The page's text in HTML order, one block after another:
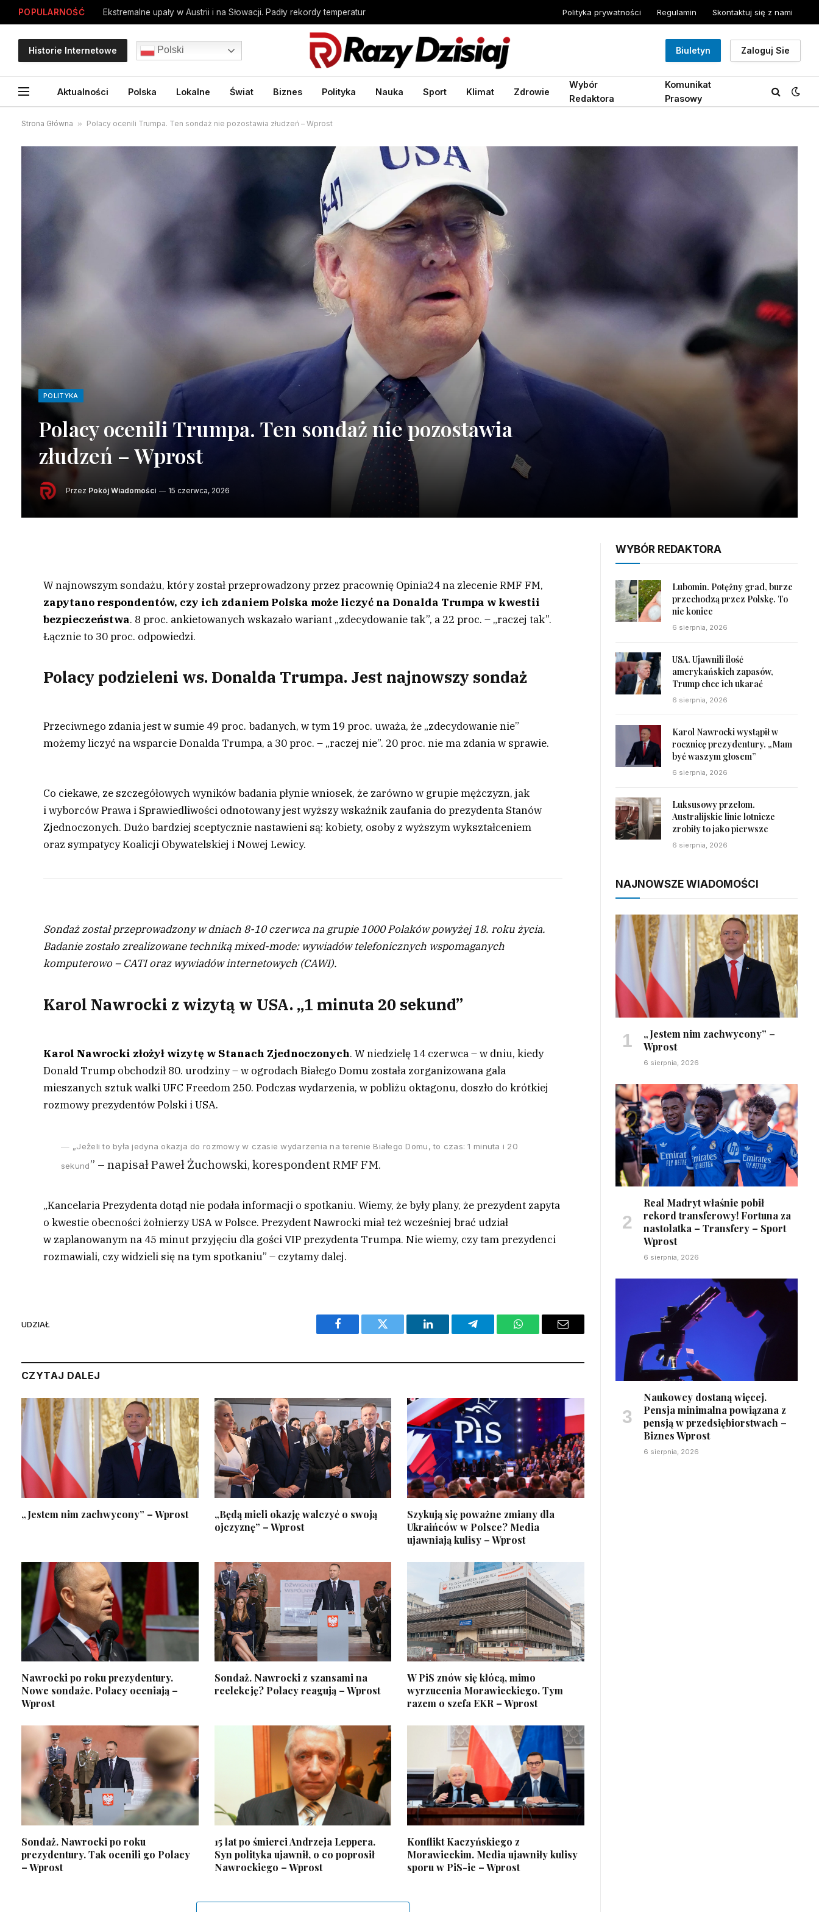
POPULARNOŚĆ Ekstremalne upały w Austrii i na Słowacji. Padły rekordy temperatur Polityka prywatności Regulamin Skontaktuj się z nami
Historie Internetowe Polski Biuletyn Zaloguj Sie
Aktualności Polska Lokalne Świat Biznes Polityka Nauka Sport Klimat Zdrowie
Wybór
Redaktora
Komunikat
Prasowy
Strona Główna » Polacy ocenili Trumpa. Ten sondaż nie pozostawia złudzeń – Wprost
POLITYKA
Polacy ocenili Trumpa. Ten sondaż nie pozostawia
złudzeń – Wprost
Przez Pokój Wiadomości 15 czerwca, 2026
W najnowszym sondażu, który został przeprowadzony przez pracownię Opinia24 na zlecenie RMF FM,
zapytano respondentów, czy ich zdaniem Polska może liczyć na Donalda Trumpa w kwestii
bezpieczeństwa. 8 proc. ankietowanych wskazało wariant „zdecydowanie tak”, a 22 proc. – „raczej tak”.
Łącznie to 30 proc. odpowiedzi.
Polacy podzieleni ws. Donalda Trumpa. Jest najnowszy sondaż
Przeciwnego zdania jest w sumie 49 proc. badanych, w tym 19 proc. uważa, że „zdecydowanie nie”
możemy liczyć na wsparcie Donalda Trumpa, a 30 proc. – „raczej nie”. 20 proc. nie ma zdania w sprawie.
Co ciekawe, ze szczegółowych wyników badania płynie wniosek, że zarówno w grupie mężczyzn, jak
i wyborców Prawa i Sprawiedliwości odnotowany jest wyższy wskaźnik zaufania do prezydenta Stanów
Zjednoczonych. Dużo bardziej sceptycznie nastawieni są: kobiety, osoby z wyższym wykształceniem
oraz sympatycy Koalicji Obywatelskiej i Nowej Lewicy.
Sondaż został przeprowadzony w dniach 8-10 czerwca na grupie 1000 Polaków powyżej 18. roku życia.
Badanie zostało zrealizowane techniką mixed-mode: wywiadów telefonicznych wspomaganych
komputerowo – CATI oraz wywiadów internetowych (CAWI).
Karol Nawrocki z wizytą w USA. „1 minuta 20 sekund”
Karol Nawrocki złożył wizytę w Stanach Zjednoczonych. W niedzielę 14 czerwca – w dniu, kiedy
Donald Trump obchodził 80. urodziny – w ogrodach Białego Domu została zorganizowana gala
mieszanych sztuk walki UFC Freedom 250. Podczas wydarzenia, w pobliżu oktagonu, doszło do krótkiej
rozmowy prezydentów Polski i USA.
„Jeżeli to była jedyna okazja do rozmowy w czasie wydarzenia na terenie Białego Domu, to czas: 1 minuta i 20
sekund” – napisał Paweł Żuchowski, korespondent RMF FM.
„Kancelaria Prezydenta dotąd nie podała informacji o spotkaniu. Wiemy, że były plany, że prezydent zapyta
o kwestie obecności żołnierzy USA w Polsce. Prezydent Nawrocki miał też wcześniej brać udział
w zaplanowanym na 45 minut przyjęciu dla gości VIP prezydenta Trumpa. Nie wiemy, czy tam prezydenci
rozmawiali, czy widzieli się na tym spotkaniu” – czytamy dalej.
UDZIAŁ
Facebook Twitter LinkedIn Telegram WhatsAppEmail
CZYTAJ DALEJ
„Jestem nim zachwycony” – Wprost
„Będą mieli okazję walczyć o swoją
ojczyznę” – Wprost
Szykują się poważne zmiany dla
Ukraińców w Polsce? Media
ujawniają kulisy – Wprost
Nawrocki po roku prezydentury.
Nowe sondaże. Polacy oceniają –
Wprost
Sondaż. Nawrocki z szansami na
reelekcję? Polacy reagują – Wprost
W PiS znów się kłócą, mimo
wyrzucenia Morawieckiego. Tym
razem o szefa EKR – Wprost
Sondaż. Nawrocki po roku
prezydentury. Tak ocenili go Polacy
– Wprost
15 lat po śmierci Andrzeja Leppera.
Syn polityka ujawnił, o co poprosił
Nawrockiego – Wprost
Konflikt Kaczyńskiego z
Morawieckim. Media ujawniły kulisy
sporu w PiS-ie – Wprost
WYBÓR REDAKTORA
Lubomin. Potężny grad, burze
przechodzą przez Polskę. To
nie koniec
6 sierpnia, 2026
USA. Ujawnili ilość
amerykańskich zapasów,
Trump chce ich ukarać
6 sierpnia, 2026
Karol Nawrocki wystąpił w
rocznicę prezydentury. „Mam
być waszym głosem”
6 sierpnia, 2026
Luksusowy przełom.
Australijskie linie lotnicze
zrobiły to jako pierwsze
6 sierpnia, 2026
NAJNOWSZE WIADOMOŚCI
„Jestem nim zachwycony” –
Wprost
6 sierpnia, 2026
Real Madryt właśnie pobił
rekord transferowy! Fortuna za
nastolatka – Transfery – Sport
Wprost
6 sierpnia, 2026
Naukowcy dostaną więcej.
Pensja minimalna powiązana z
pensją w przedsiębiorstwach –
Biznes Wprost
6 sierpnia, 2026